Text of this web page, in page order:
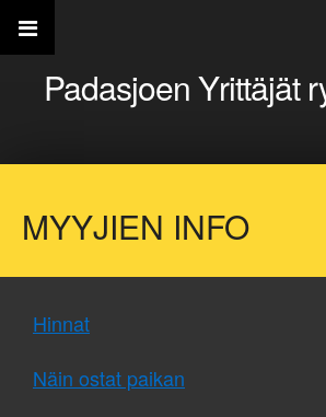
Padasjoen Yrittäjät
MYYJIEN INFO
Hinnat
Näin ostat paikan